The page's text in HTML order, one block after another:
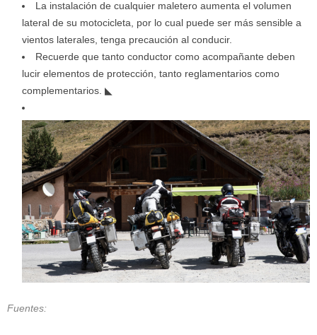
La instalación de cualquier maletero aumenta el volumen
lateral de su motocicleta, por lo cual puede ser más sensible a
vientos laterales, tenga precaución al conducir.
Recuerde que tanto conductor como acompañante deben
lucir elementos de protección, tanto reglamentarios como
complementarios. ◣
Fuentes: